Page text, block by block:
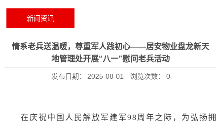
新闻资讯
情系老兵送温暖，尊重军人践初心——居安物业盘龙新天
地管理处开展“八一”慰问老兵活动
发布日期： 2025-08-01 浏览次数： 0
在庆祝中国人民解放军建军98周年之际，为弘扬拥